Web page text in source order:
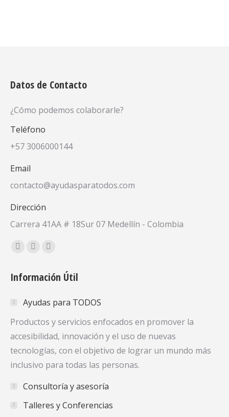
Datos de Contacto
¿Cómo podemos colaborarle?
Teléfono
+57 3006000144
Email
contacto@ayudasparatodos.com
Dirección
Carrera 41AA # 18Sur 07 Medellín - Colombia
Encuéntranos en:
Facebook
opens
new
window
X
opens
new
window
YouTube
opens
new
window
Información Útil
Ayudas para TODOS
Productos y servicios enfocados en promover la
accesibilidad, innovación y el uso de nuevas
tecnologías, con el objetivo de lograr un mundo más
inclusivo para todas las personas.
Consultoría y asesoría
Talleres y Conferencias